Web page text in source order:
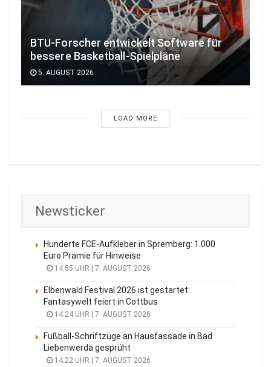
BTU-Forscher entwickelt Software für
bessere Basketball-Spielpläne
5. AUGUST 2026
LOAD MORE
Newsticker
Hunderte FCE-Aufkleber in Spremberg: 1.000
Euro Prämie für Hinweise
14:55 UHR | 7. AUGUST 2026
Elbenwald Festival 2026 ist gestartet:
Fantasywelt feiert in Cottbus
14:24 UHR | 7. AUGUST 2026
Fußball-Schriftzüge an Hausfassade in Bad
Liebenwerda gesprüht
14:22 UHR | 7. AUGUST 2026